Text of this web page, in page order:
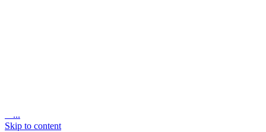
...
Skip to content